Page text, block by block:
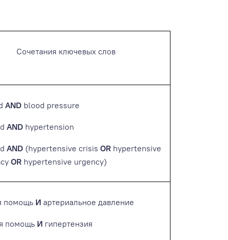
Сочетания ключевых слов
AND blood pressure
AND hypertension
AND (hypertensive crisis OR hypertensive
OR hypertensive urgency)
помощь И артериальное давление
помощь И гипертензия